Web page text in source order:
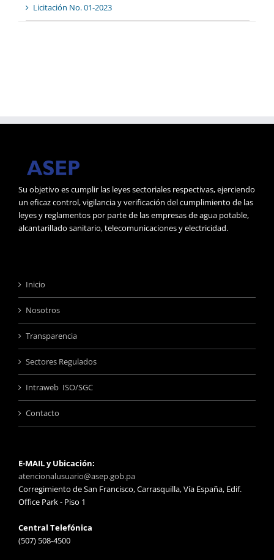
Licitación No. 01-2023
Su objetivo es cumplir las leyes sectoriales respectivas, ejerciendo
un eficaz control, vigilancia y verificación del cumplimiento de las
leyes y reglamentos por parte de las empresas de agua potable,
alcantarillado sanitario, telecomunicaciones y electricidad.
Inicio
Nosotros
Transparencia
Sectores Regulados
Intraweb ISO/SGC
Contacto
E-MAIL y Ubicación:
atencionalusuario@asep.gob.pa
Corregimiento de San Francisco, Carrasquilla, Vía España, Edif.
Office Park - Piso 1
Central Telefónica
(507) 508-4500